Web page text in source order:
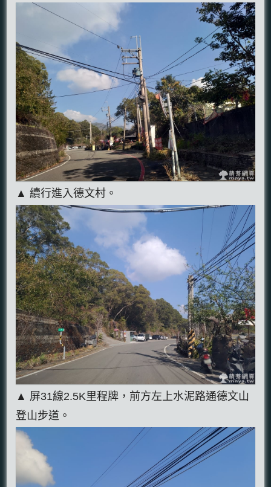
▲ 續行進入德文村。
▲ 屏31線2.5K里程牌，前方左上水泥路通德文山
登山步道。